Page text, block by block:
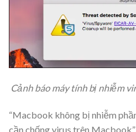
Cảnh báo máy tính bị nhiễm
“Macbook không bị nhiễm
cần chống virus trên